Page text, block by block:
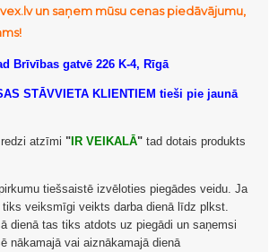
un saņem mūsu cenas piedāvājumu,
Brīvības gatvē 226 K-4, Rīgā
STĀVVIETA KLIENTIEM tieši pie jaunā
atzīmi " IR VEIKALĀ" tad dotais produkts
tiešsaistē izvēloties piegādes veidu. Ja
veiksmīgi veikts darba dienā līdz plkst.
dienā tas tiks atdots uz piegādi un saņemsi
nākamajā vai aiznākamajā dienā